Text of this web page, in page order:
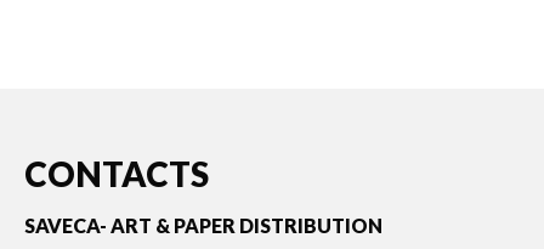
CONTACTS
SAVECA- ART & PAPER DISTRIBUTION